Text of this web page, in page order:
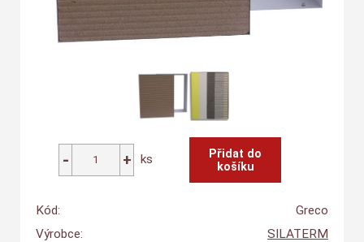
ks
Kód:
Greco
Výrobce:
SILATERM